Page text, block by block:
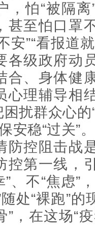
，怕“被隔
甚至怕口罩
安”“看报道
各级政府动
合、身体健
心理辅导相
扰群众心的
安稳“过关”。
控阻击战
控第一线，
”、不“焦虑”
处“裸跑”
”，在这场“